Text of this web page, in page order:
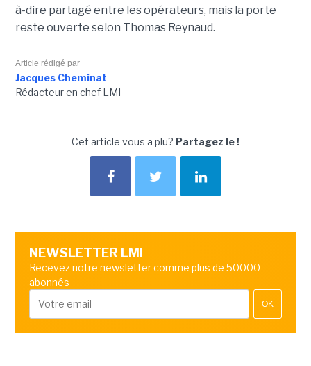
à-dire partagé entre les opérateurs, mais la porte
reste ouverte selon Thomas Reynaud.
Article rédigé par
Jacques Cheminat
Rédacteur en chef LMI
Cet article vous a plu? Partagez le !
NEWSLETTER LMI
Recevez notre newsletter comme plus de 50000
abonnés
OK